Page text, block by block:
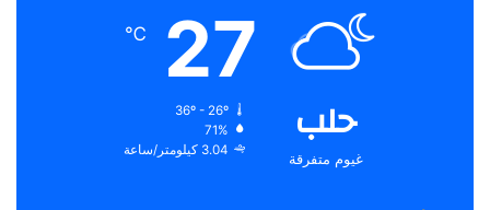
حلب
غيوم متفرقة
27
℃
36º - 26º
71%
3.04 كيلومتر/ساعة